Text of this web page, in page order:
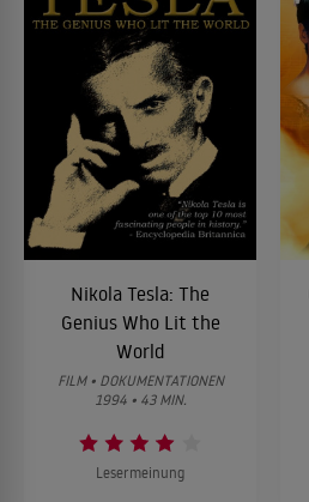
Nikola Tesla: The
Genius Who Lit the
World
FILM • DOKUMENTATIONEN
1994 • 43 MIN.
Lesermeinung